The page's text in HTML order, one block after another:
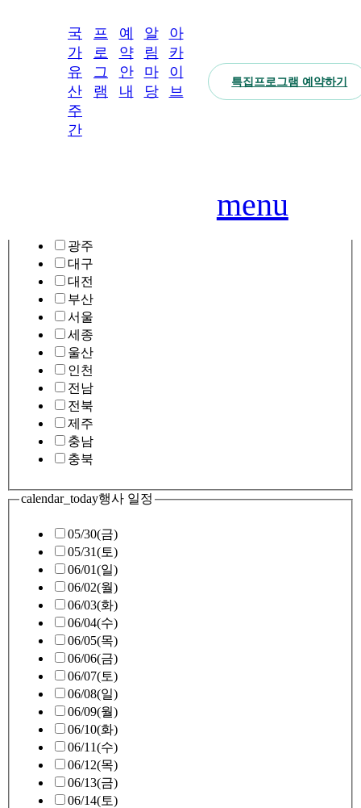
국
가
유
산
주
간
국가
유산
프
로
그
램
전체
보기
예
약
안
내
예
약
알
림
마
당
공
지
아
카
이
브
아
카
특집프로그램 예약하기
menu
어떤 프로그램을
찾고 계신가요?
expand_circle_right
location_on지역
광주
대구
대전
부산
서울
세종
울산
인천
전남
전북
제주
충남
충북
calendar_today행사 일정
05/30(금)
05/31(토)
06/01(일)
06/02(월)
06/03(화)
06/04(수)
06/05(목)
06/06(금)
06/07(토)
06/08(일)
06/09(월)
06/10(화)
06/11(수)
06/12(목)
06/13(금)
06/14(토)